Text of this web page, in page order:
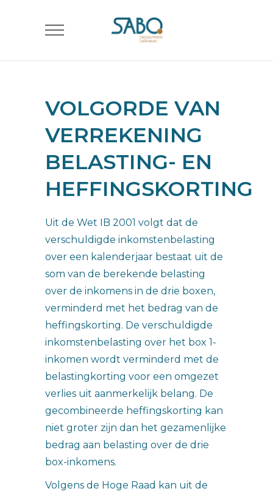
VOLGORDE VAN
VERREKENING
BELASTING- EN
HEFFINGSKORTING
Uit de Wet IB 2001 volgt dat de
verschuldigde inkomstenbelasting
over een kalenderjaar bestaat uit de
som van de berekende belasting
over de inkomens in de drie boxen,
verminderd met het bedrag van de
heffingskorting. De verschuldigde
inkomstenbelasting over het box 1-
inkomen wordt verminderd met de
belastingkorting voor een omgezet
verlies uit aanmerkelijk belang. De
gecombineerde heffingskorting kan
niet groter zijn dan het gezamenlijke
bedrag aan belasting over de drie
box-inkomens.
Volgens de Hoge Raad kan uit de